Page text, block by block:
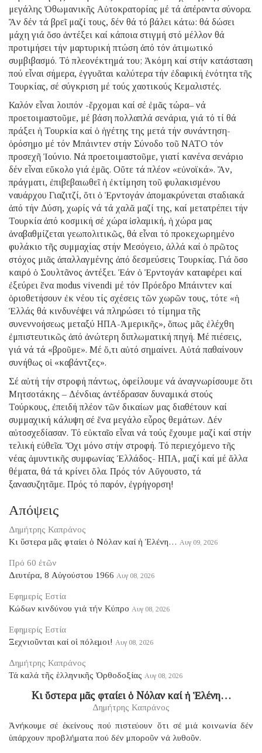
μεγάλης Ὀθωμανικῆς Αὐτοκρατορίας μέ τά ἀπέραντα σύνορα.
Ἄν δέν τά βρεῖ μαζί τους, δέν θά τό βάλει κάτω: θά δώσει
μάχη γιά ὅσο ἀντέξει καί κάποια στιγμή στό μέλλον θά
προτιμήσει τήν μαρτυρική πτώση ἀπό τόν ἀτιμωτικό
συμβιβασμό. Τό πλεονέκτημά του; Ἀκόμη καί στήν κατάσταση
πού εἶναι σήμερα, ἐγγυᾶται καλύτερα τήν ἐδαφική ἑνότητα τῆς
Τουρκίας, σέ σύγκριση μέ τούς χαοτικούς Κεμαλιστές.
Καλόν εἶναι λοιπόν -ἔρχομαι καί σέ ἐμᾶς τώρα– νά
προετοιμαστοῦμε, μέ βάση πολλαπλά σενάρια, γιά τό τί θά
πράξει ἡ Τουρκία καί ὁ ἡγέτης της μετά τήν συνάντηση-
ὁρόσημο μέ τόν Μπάιντεν στήν Σύνοδο τοῦ ΝΑΤΟ τόν
προσεχῆ Ἰούνιο. Νά προετοιμαστοῦμε, γιατί κανένα σενάριο
δέν εἶναι εὔκολο γιά ἐμᾶς. Οὔτε τά πλέον «εὐνοϊκά». Ἄν,
πράγματι, ἐπιβεβαιωθεῖ ἡ ἐκτίμηση τοῦ φυλακισμένου
ναυάρχου Γιαζιτζί, ὅτι ὁ Ἐρντογάν ἀπομακρύνεται σταδιακά
ἀπό τήν Δύση, χωρίς νά τά χαλᾶ μαζί της, καί μετατρέπει τήν
Τουρκία ἀπό κοσμική σέ χώρα ἰσλαμική, ἡ χώρα μας
ἀναβαθμίζεται γεωπολιτικῶς, θά εἶναι τό προκεχωρημένο
φυλάκιο τῆς συμμαχίας στήν Μεσόγειο, ἀλλά καί ὁ πρῶτος
στόχος μιᾶς ἀπαλλαγμένης ἀπό δεσμεύσεις Τουρκίας. Γιά ὅσο
καιρό ὁ Σουλτᾶνος ἀντέξει. Ἐάν ὁ Ἐρντογάν καταφέρει καί
ἐξεύρει ἕνα modus vivendi μέ τόν Πρόεδρο Μπάιντεν καί
ὁριοθετήσουν ἐκ νέου τίς σχέσεις τῶν χωρῶν τους, τότε «ἡ
Ἑλλάς θά κινδυνέψει νά πληρώσει τό τίμημα τῆς
συνεννοήσεως μεταξύ ΗΠΑ-Ἀμερικῆς», ὅπως μᾶς ἐλέχθη
ἐμπιστευτικῶς ἀπό ἀνώτερη διπλωματική πηγή. Μέ πιέσεις,
γιά νά τά «βροῦμε». Μέ ὅ,τι αὐτό σημαίνει. Αὐτά παθαίνουν
συνήθως οἱ «καβάντζες».
Σέ αὐτή τήν στροφή πάντως, ὀφείλουμε νά ἀναγνωρίσουμε ὅτι
Μητσοτάκης – Δένδιας ἀντέδρασαν δυναμικά στούς
Τούρκους, ἐπειδή πλέον τῶν δικαίων μας διαθέτουν καί
συμμαχική κάλυψη σέ ἕνα μεγάλο εὖρος θεμάτων. Δέν
αὐτοσχεδίασαν. Τό εὐκταῖο εἶναι νά τούς ἔχουμε μαζί καί στήν
τελική εὐθεῖα. Ὄχι μόνο στήν στροφή. Τό περιεχόμενο τῆς
νέας ἀμυντικῆς συμφωνίας Ἑλλάδος- ΗΠΑ, μαζί καί μέ ἄλλα
θέματα, θά τά κρίνει ὅλα. Πρός τόν Αὔγουστο, τά
ξανασυζητᾶμε. Πρός τό παρόν, ἐγρήγορση!
Απόψεις
Δημήτρης Καπράνος
Κι ὕστερα μᾶς φταίει ὁ Νόλαν καί ἡ Ἑλένη… Αυγ 09, 2026
Πρό 60 ἐτῶν
Δευτέρα, 8 Αὐγούστου 1966 Αυγ 08, 2026
Εφημερίς Εστία
Κώδων κινδύνου γιά τήν Κύπρο Αυγ 08, 2026
Εφημερίς Εστία
Ξεχνιοῦνται καί οἱ πόλεμοι! Αυγ 08, 2026
Δημήτρης Καπράνος
Τά καλά τῆς ἑλληνικῆς Ὀρθοδοξίας Αυγ 08, 2026
Κι ὕστερα μᾶς φταίει ὁ Νόλαν καί ἡ Ἑλένη…
Δημήτρης Καπράνος
Ἀνήκουμε σέ ἐκείνους πού πιστεύουν ὅτι σέ μιά κοινωνία δέν
ὑπάρχουν προβλήματα πού δέν μποροῦν νά λυθοῦν.